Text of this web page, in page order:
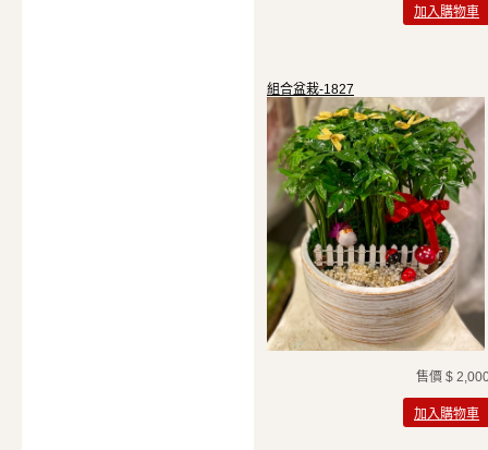
加入購物車
組合盆栽-1827
售價 $
加入購物車